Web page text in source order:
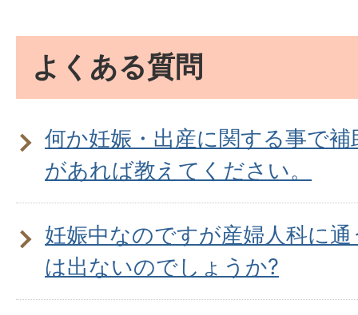
よくある質問
何か妊娠・出産に関する事で
があれば教えてください。
妊娠中なのですが産婦人科に
は出ないのでしょうか?